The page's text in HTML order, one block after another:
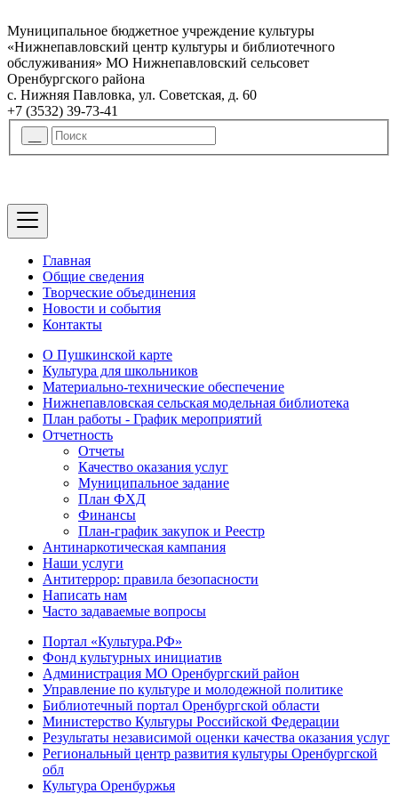
Муниципальное бюджетное учреждение культуры
«Нижнепавловский центр культуры и библиотечного
обслуживания» МО Нижнепавловский сельсовет
Оренбургского района
с. Нижняя Павловка, ул. Советская, д. 60
+7 (3532) 39-73-41
Главная
Общие сведения
Творческие объединения
Новости и события
Контакты
О Пушкинской карте
Культура для школьников
Материально-технические обеспечение
Нижнепавловская сельская модельная библиотека
План работы - График мероприятий
Отчетность
Отчеты
Качество оказания услуг
Муниципальное задание
План ФХД
Финансы
План-график закупок и Реестр
Антинаркотическая кампания
Наши услуги
Антитеррор: правила безопасности
Написать нам
Часто задаваемые вопросы
Портал «Культура.РФ»
Фонд культурных инициатив
Администрация МО Оренбургский район
Управление по культуре и молодежной политике
Библиотечный портал Оренбургской области
Министерство Культуры Российской Федерации
Результаты независимой оценки качества оказания услуг
Региональный центр развития культуры Оренбургской
обл
Культура Оренбуржья